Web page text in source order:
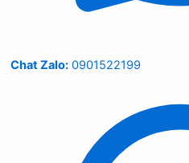
Chat Zalo: 0901522199